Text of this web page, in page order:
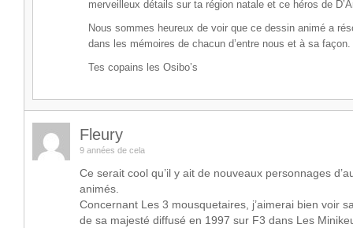
merveilleux détails sur ta région natale et ce héros de
Nous sommes heureux de voir que ce dessin animé a
dans les mémoires de chacun d’entre nous et à sa façon.
Tes copains les Osibo’s
Fleury
9 années de cela
Ce serait cool qu’il y ait de nouveaux personnages
animés.
Concernant Les 3 mousquetaires, j’aimerai bien voir
de sa majesté diffusé en 1997 sur F3 dans Les